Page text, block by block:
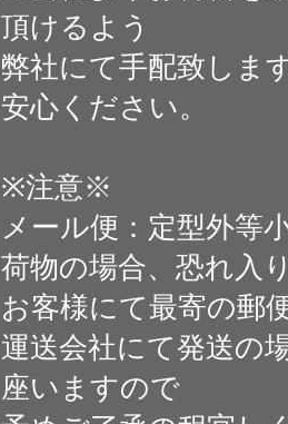
頂けるよう
弊社にて手配致しま
安心ください。
※注意※
メール便：定型外等
荷物の場合、恐れ入
お客様にて最寄の郵
運送会社にて発送の
座いますので